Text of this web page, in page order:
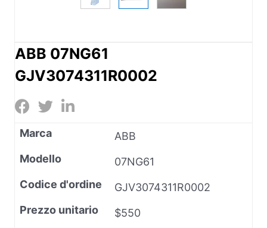
ABB 07NG61
GJV3074311R0002
Marca
ABB
Modello
07NG61
Codice d'ordine
GJV3074311R0002
Prezzo unitario
$550